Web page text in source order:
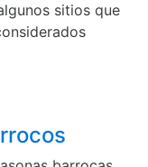
sitios que